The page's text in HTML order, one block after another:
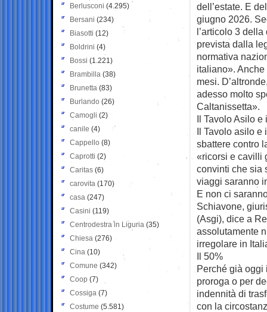
dell’estate. E
giugno 2026.
l’articolo 3
prevista dalla
normativa
italiano».
mesi.
adesso molto
Caltanissetta».
Il Tavolo Asilo e
Il Tavolo asilo e
sbattere contro
«ricorsi e cavilli
convinti che sia
viaggi saranno
E non ci
Schiavone,
(Asgi), dice a
assolutamente
irregolare in
Il 50%
Perché già oggi
proroga o per
indennità di
con la
Berlusconi (4.295)
Bersani (234)
Biasotti (12)
Boldrini (4)
Bossi (1.221)
Brambilla (38)
Brunetta (83)
Burlando (26)
Camogli (2)
canile (4)
Cappello (8)
Caprotti (2)
Caritas (6)
carovita (170)
casa (247)
Casini (119)
Centrodestra in Liguria (35)
Chiesa (276)
Cina (10)
Comune (342)
Coop (7)
Cossiga (7)
Costume (5.581)